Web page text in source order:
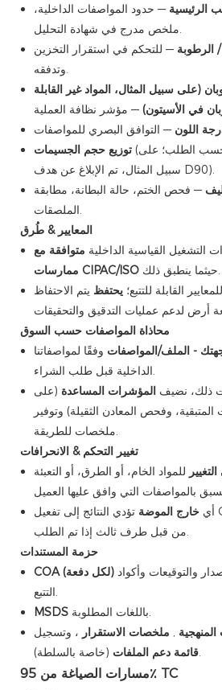
الرئيسية— حدود المواصفات الداخلية،
ملخص مدرج في شهادة التحليل.
الرطوبة— للتحكم في استقرار التخزين
وتدفقه.
(على سبيل المثال، المواد غير القابلة
في الأسيتون)
اللون
توزيع حجم الجسيمات (فقط للدرجة الدقيقة حسب الطلب؛ على
سبيل المثال، تم الإبلاغ عن هدف D90).
— فحص الختم، حالة البطانة، مطابقة
الملصقات.
المعايير & طُرق
التشغيل القياسية الداخلية متوافقة مع
ممارسات CIPAC/ISO
حيثما ينطبق ذلك.
القابلة للتتبع؛يحتفظ يتم الاحتفاظ
محاذاة المواصفات حسب السوق
- الملف/المواصفات وفقًا لمواصفاتنا
الداخلية قبل طلب الشراء.
ذلك، نضيف المؤشرات المساعدة (على
المتبقية، وفحص المعادن الثقيلة) وتوفير
ملخصات للطريقة.
تغيير التحكم & الانحرافات
للمواد الخام، أو الطرق، أو التعبئة
أيخارج الموضةتؤدي النتائج إلى تفعيل CAPA والتأكيد الاختياري
من قبل طرف ثالث إذا تم الطلب.
حزمة المستندات
COA (لكل دفعة) والتوقيعات وأكواد
التتبع.
MSDS
باللغات المطلوبة.
, ملخصات الاستقرار ، وتسجيل
قائمة دعم الملفات(خاصة بالسلطة).
مسارات الصياغة من 95٪ TC